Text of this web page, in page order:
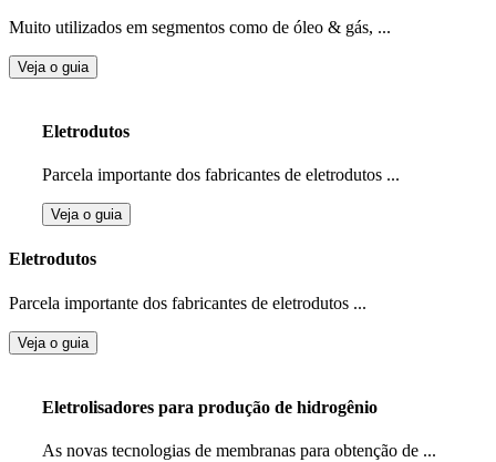
Muito utilizados em segmentos como de óleo & gás, ...
Veja o guia
Eletrodutos
Parcela importante dos fabricantes de eletrodutos ...
Veja o guia
Eletrodutos
Parcela importante dos fabricantes de eletrodutos ...
Veja o guia
Eletrolisadores para produção de hidrogênio
As novas tecnologias de membranas para obtenção de ...